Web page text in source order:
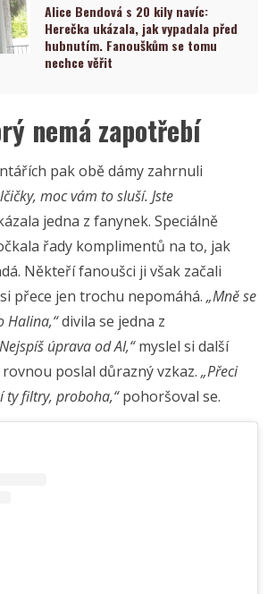
Alice Bendová s 20 kily navíc:
Herečka ukázala, jak vypadala před
hubnutím. Fanouškům se tomu
nechce věřit
nemá zapotřebí
pak obě dámy zahrnuli
moc vám to sluší. Jste
jedna z fanynek. Speciálně
řady komplimentů na to, jak
Někteří fanoušci ji však začali
přece jen trochu nepomáhá. „Mně se
Halina,“divila se jedna z
úprava od AI,“myslel si další
poslal důrazný vzkaz. „Přeci
ty filtry, proboha,“pohoršoval se.